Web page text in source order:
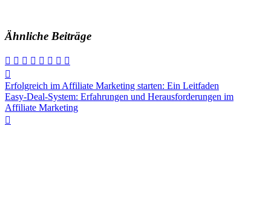
Ähnliche Beiträge
Beitragsnavigation
Erfolgreich im Affiliate Marketing starten: Ein Leitfaden
Easy-Deal-System: Erfahrungen und Herausforderungen im
Affiliate Marketing